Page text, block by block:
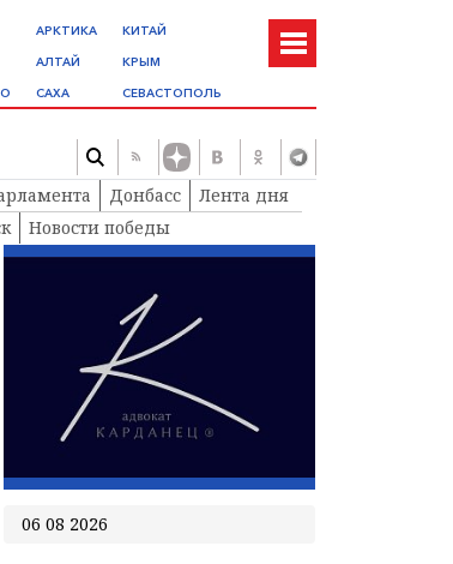
АРКТИКА
АЛТАЙ
САХА
КИТАЙ
КРЫМ
СЕВАСТОПОЛЬ
Донбасс
Лента дня
Новости победы
06 08 2026